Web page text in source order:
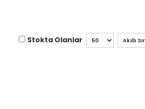
Stokta Olanlar